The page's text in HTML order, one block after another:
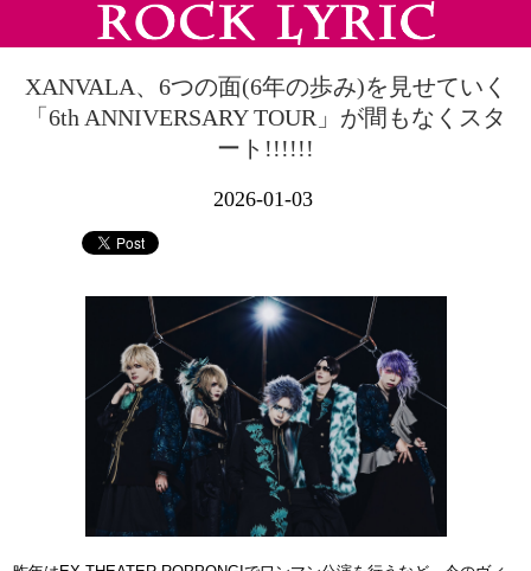
XANVALA、6つの面(6年の歩み)を見せていく
「6th ANNIVERSARY TOUR」が間もなくスタ
ート!!!!!!
2026-01-03